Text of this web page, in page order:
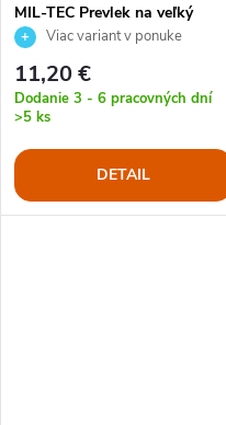
MIL-TEC Prevlek na veľký
batoh 36ltr. ASSAULT II
Viac variant v ponuke
11,20 €
Dodanie 3 - 6 pracovných dní
>5 ks
DETAIL